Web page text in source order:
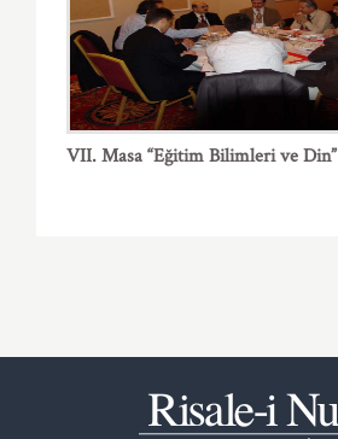
VII. Masa “Eğitim Bilimleri ve Din”